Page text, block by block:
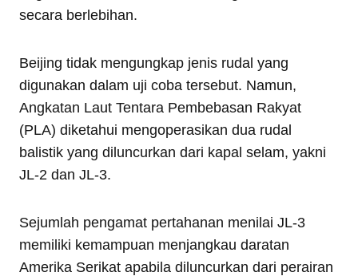
secara berlebihan.
Beijing tidak mengungkap jenis rudal yang
digunakan dalam uji coba tersebut. Namun,
Angkatan Laut Tentara Pembebasan Rakyat
(PLA) diketahui mengoperasikan dua rudal
balistik yang diluncurkan dari kapal selam, yakni
JL-2 dan JL-3.
Sejumlah pengamat pertahanan menilai JL-3
memiliki kemampuan menjangkau daratan
Amerika Serikat apabila diluncurkan dari perairan